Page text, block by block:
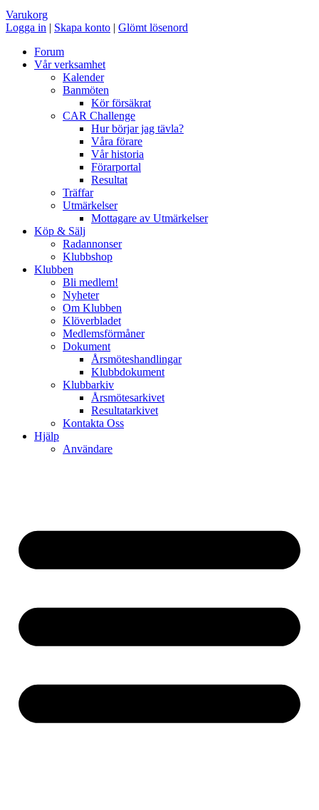
Varukorg
Logga in | Skapa konto | Glömt lösenord
Forum
Vår verksamhet
Kalender
Banmöten
Kör försäkrat
CAR Challenge
Hur börjar jag tävla?
Våra förare
Vår historia
Förarportal
Resultat
Träffar
Utmärkelser
Mottagare av Utmärkelser
Köp & Sälj
Radannonser
Klubbshop
Klubben
Bli medlem!
Nyheter
Om Klubben
Klöverbladet
Medlemsförmåner
Dokument
Årsmöteshandlingar
Klubbdokument
Klubbarkiv
Årsmötesarkivet
Resultatarkivet
Kontakta Oss
Hjälp
Användare